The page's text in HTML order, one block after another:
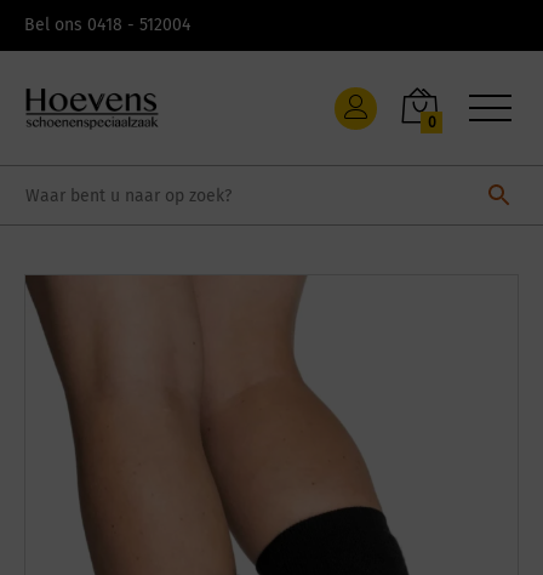
Bel ons 0418 - 512004
0